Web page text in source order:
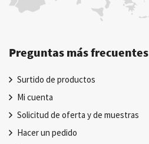
Preguntas más frecuentes
Surtido de productos
Mi cuenta
Solicitud de oferta y de muestras
Hacer un pedido